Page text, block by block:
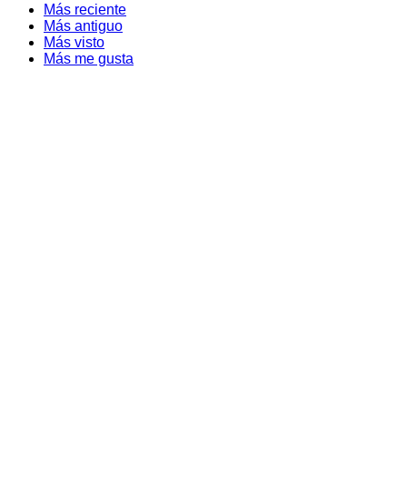
Más reciente
Más antiguo
Más visto
Más me gusta